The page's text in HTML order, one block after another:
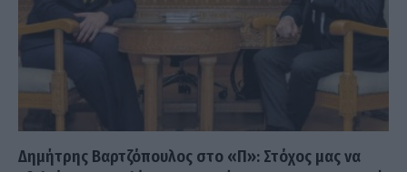
Δημήτρης Βαρτζόπουλος στο «Π»: Στόχος μας να